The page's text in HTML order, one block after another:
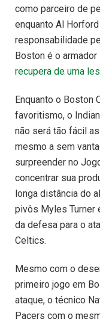
como parceiro de
enquanto Al
responsabilidade
Boston é o
recupera de uma
Enquanto o Boston
favoritismo, o
não será tão fácil
mesmo a sem
surpreender no
concentrar sua
longa distância do
pivôs Myles Turner
da defesa para o
Celtics.
Mesmo com o
primeiro jogo em
ataque, o técnico
Pacers com o